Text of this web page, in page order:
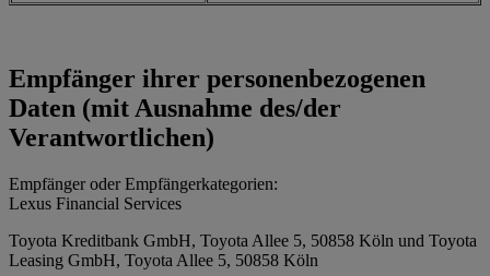
Empfänger ihrer personenbezogenen
Daten (mit Ausnahme des/der
Verantwortlichen)
Empfänger oder Empfängerkategorien:
Lexus Financial Services
Toyota Kreditbank GmbH, Toyota Allee 5, 50858 Köln und Toyota
Leasing GmbH, Toyota Allee 5, 50858 Köln